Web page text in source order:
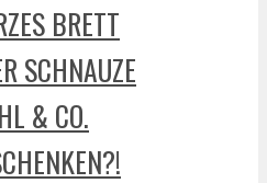
BRETT
SCHNAUZE
& CO.